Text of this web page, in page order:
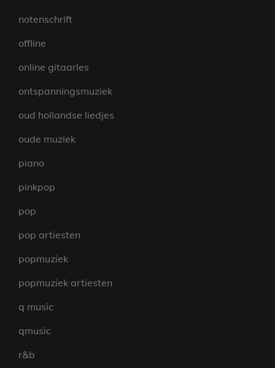
notenschrift
offline
online gitaarles
ontspanningsmuziek
oud hollandse liedjes
oude muziek
piano
pinkpop
pop
pop artiesten
popmuziek
popmuziek artiesten
q music
qmusic
r&b